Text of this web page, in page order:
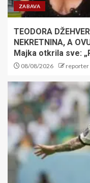
ZABAVA
TEODORA
NEKRETNINA, A
Majka otkrila sve:
08/08/2026 reporter